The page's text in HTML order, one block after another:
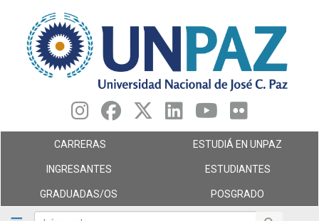
contenido
principal
búsqueda
CARRERAS ESTUDIÁ EN UNPAZ
INGRESANTES ESTUDIANTES
GRADUADAS/OS POSGRADO